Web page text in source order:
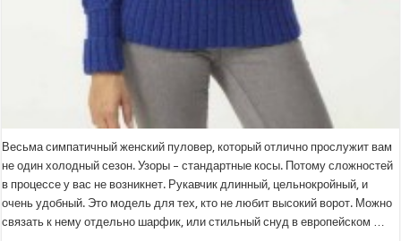
Весьма симпатичный женский пуловер, который отлично прослужит вам
не один холодный сезон. Узоры – стандартные косы. Потому сложностей
в процессе у вас не возникнет. Рукавчик длинный, цельнокройный, и
очень удобный. Это модель для тех, кто не любит высокий ворот. Можно
связать к нему отдельно шарфик, или стильный снуд в европейском …